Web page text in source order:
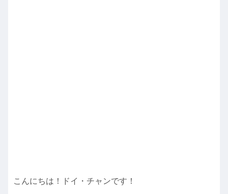
こんにちは！ドイ・チャンです！